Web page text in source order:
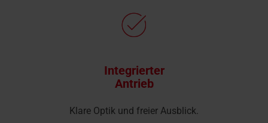
Integrierter
Antrieb
Klare Optik und freier Ausblick.